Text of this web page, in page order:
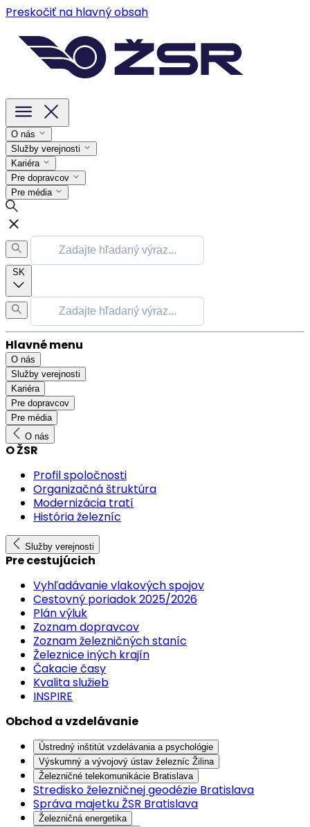
Preskočiť na hlavný obsah
O nás
Služby verejnosti
Kariéra
Pre dopravcov
Pre média
SK
Hlavné menu
O nás
Služby verejnosti
Kariéra
Pre dopravcov
Pre média
O nás
O ŽSR
Profil spoločnosti
Organizačná štruktúra
Modernizácia tratí
História železníc
Služby verejnosti
Pre cestujúcich
Vyhľadávanie vlakových spojov
Cestovný poriadok 2025/2026
Plán výluk
Zoznam dopravcov
Zoznam železničných staníc
Železnice iných krajín
Čakacie časy
Kvalita služieb
INSPIRE
Obchod a vzdelávanie
Ústredný inštitút vzdelávania a psychológie
Výskumný a vývojový ústav železníc Žilina
Železničné telekomunikácie Bratislava
Stredisko železničnej geodézie Bratislava
Správa majetku ŽSR Bratislava
Železničná energetika